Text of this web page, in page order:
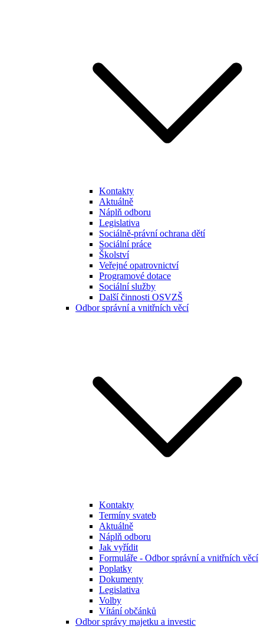
Kontakty
Aktuálně
Náplň odboru
Legislativa
Sociálně-právní ochrana dětí
Sociální práce
Školství
Veřejné opatrovnictví
Programové dotace
Sociální služby
Další činnosti OSVZŠ
Odbor správní a vnitřních věcí
Kontakty
Termíny svateb
Aktuálně
Náplň odboru
Jak vyřídit
Formuláře - Odbor správní a vnitřních věcí
Poplatky
Dokumenty
Legislativa
Volby
Vítání občánků
Odbor správy majetku a investic